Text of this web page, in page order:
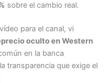
sobre el cambio real.
para el canal, vi
oculto en Western
en la banca
transparencia que exige el